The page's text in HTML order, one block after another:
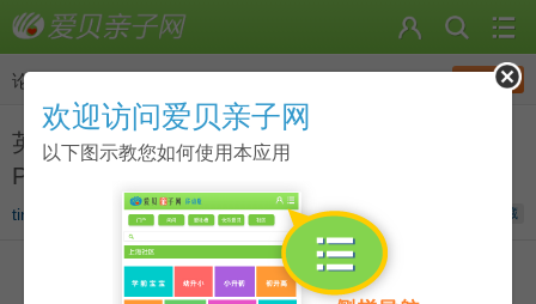
论坛 发帖
英国BBC儿童英语启蒙动画：小猪威比 Wibbly
Pig （1-52集）动画集合下载
收藏
tinalv 2014-09-05 16:35
欢迎访问爱贝亲子网
以下图示教您如何使用本应用